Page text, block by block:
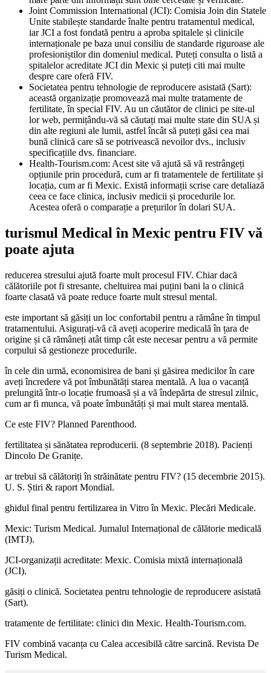
Joint Commission International (JCI): Comisia Join din Statele
Unite stabilește standarde înalte pentru tratamentul medical,
iar JCI a fost fondată pentru a aproba spitalele și clinicile
internaționale pe baza unui consiliu de standarde riguroase ale
profesioniștilor din domeniul medical. Puteți consulta o listă a
spitalelor acreditate JCI din Mexic și puteți citi mai multe
despre care oferă FIV.
Societatea pentru tehnologie de reproducere asistată (Sart):
această organizație promovează mai multe tratamente de
fertilitate, în special FIV. Au un căutător de clinici pe site-ul
lor web, permițându-vă să căutați mai multe state din SUA și
din alte regiuni ale lumii, astfel încât să puteți găsi cea mai
bună clinică care să se potrivească nevoilor dvs., inclusiv
specificațiile dvs. financiare.
Health-Tourism.com: Acest site vă ajută să vă restrângeți
opțiunile prin procedură, cum ar fi tratamentele de fertilitate și
locația, cum ar fi Mexic. Există informații scrise care detaliază
ceea ce face clinica, inclusiv medicii și procedurile lor.
Acestea oferă o comparație a prețurilor în dolari SUA.
turismul Medical în Mexic pentru FIV vă
poate ajuta
reducerea stresului ajută foarte mult procesul FIV. Chiar dacă
călătoriile pot fi stresante, cheltuirea mai puțini bani la o clinică
foarte clasată vă poate reduce foarte mult stresul mental.
este important să găsiți un loc confortabil pentru a rămâne în timpul
tratamentului. Asigurați-vă că aveți acoperire medicală în țara de
origine și că rămâneți atât timp cât este necesar pentru a vă permite
corpului să gestioneze procedurile.
în cele din urmă, economisirea de bani și găsirea medicilor în care
aveți încredere vă pot îmbunătăți starea mentală. A lua o vacanță
prelungită într-o locație frumoasă și a vă îndepărta de stresul zilnic,
cum ar fi munca, vă poate îmbunătăți și mai mult starea mentală.
Ce este FIV? Planned Parenthood.
fertilitatea și sănătatea reproducerii. (8 septembrie 2018). Pacienți
Dincolo De Granițe.
ar trebui să călătoriți în străinătate pentru FIV? (15 decembrie 2015).
U. S. Știri & raport Mondial.
ghidul final pentru fertilizarea in Vitro în Mexic. Plecări Medicale.
Mexic: Turism Medical. Jurnalul Internațional de călătorie medicală
(IMTJ).
JCI-organizații acreditate: Mexic. Comisia mixtă internațională
(JCI).
găsiți o clinică. Societatea pentru tehnologie de reproducere asistată
(Sart).
tratamente de fertilitate: clinici din Mexic. Health-Tourism.com.
FIV combină vacanța cu Calea accesibilă către sarcină. Revista De
Turism Medical.